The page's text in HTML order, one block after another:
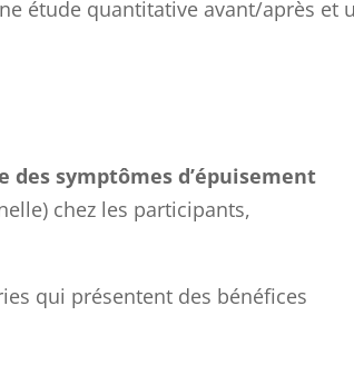
étude quantitative avant/après et
symptômes d’épuisement
chez les participants,
qui présentent des bénéfices